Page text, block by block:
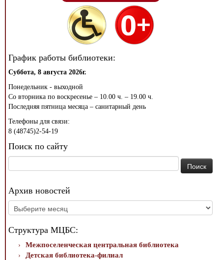
График работы библиотеки:
Суббота, 8 августа 2026г.
Понедельник - выходной
Со вторника по воскресенье – 10.00 ч. – 19.00 ч.
Последняя пятница месяца – санитарный день
Телефоны для связи:
8 (48745)2-54-19
Поиск по сайту
Архив новостей
Архив
новостей
Структура МЦБС:
Межпоселенческая центральная библиотека
Детская библиотека-филиал